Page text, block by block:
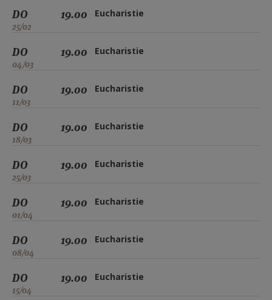
DO
25/02
19.00 Eucharistie
DO
04/03
19.00 Eucharistie
DO
11/03
19.00 Eucharistie
DO
18/03
19.00 Eucharistie
DO
25/03
19.00 Eucharistie
DO
01/04
19.00 Eucharistie
DO
08/04
19.00 Eucharistie
DO
15/04
19.00 Eucharistie